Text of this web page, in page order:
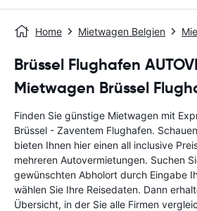
Home Mietwagen Belgien
Brüssel Flughafen
Mietwagen Brüssel
Finden Sie günstige Mietwagen mit
Brüssel - Zaventem Flughafen.
bieten Ihnen hier einen all inclusive
mehreren Autovermietungen. Suchen
gewünschten Abholort durch Eingabe
wählen Sie Ihre Reisedaten. Dann
Übersicht, in der Sie alle Firmen